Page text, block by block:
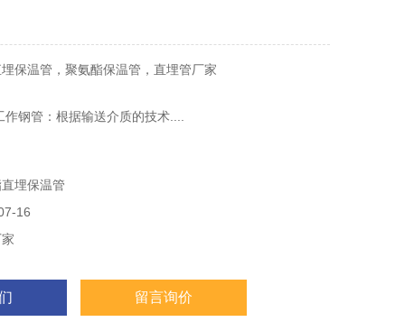
保温管，聚氨酯保温管，直埋管厂家
钢管：根据输送介质的技术....
壳：采用高密度聚乙烯或玻璃钢。
：制造高温预制直埋保温管时..
埋保温管
16
留言询价